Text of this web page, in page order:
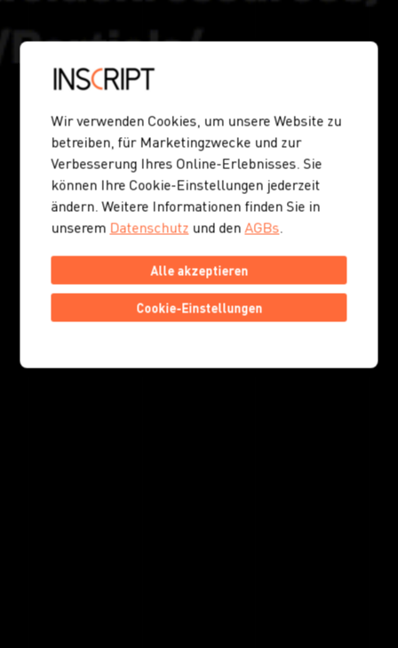
Wir verwenden Cookies, um unsere Website zu
betreiben, für Marketingzwecke und zur
Verbesserung Ihres Online-Erlebnisses. Sie
können Ihre Cookie-Einstellungen jederzeit
ändern. Weitere Informationen finden Sie in
unserem Datenschutz und denAGBs.
Alle akzeptieren
Cookie-Einstellungen